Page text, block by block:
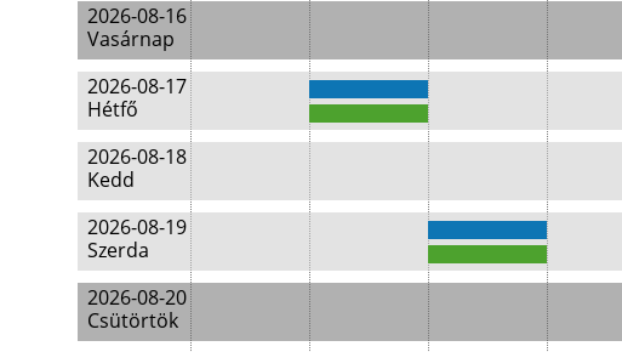
2026-08-16
Vasárnap
2026-08-17
Hétfő
2026-08-18
Kedd
2026-08-19
Szerda
2026-08-20
Csütörtök